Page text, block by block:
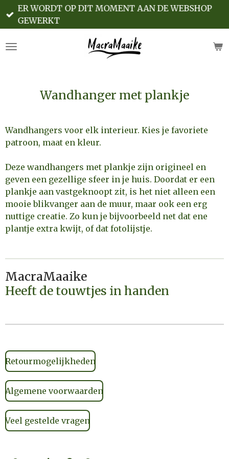
Ga
direct
de
ER WORDT OP DIT MOMENT AAN DE WEBSHOP
GEWERKT
Wandhanger met plankje
Wandhangers voor elk interieur. Kies je favoriete
patroon, maat en kleur.
Deze wandhangers met plankje zijn origineel en
geven een gezellige sfeer in je huis. Doordat er een
plankje aan vastgeknoopt zit, is het niet alleen een
mooie blikvanger aan de muur, maar ook een erg
nuttige creatie. Zo kun je bijvoorbeeld net dat ene
plantje extra kwijt, of dat fotolijstje.
MacraMaaike
Heeft de touwtjes in handen
Retourmogelijkheden
Algemene voorwaarden
Veel gestelde vragen